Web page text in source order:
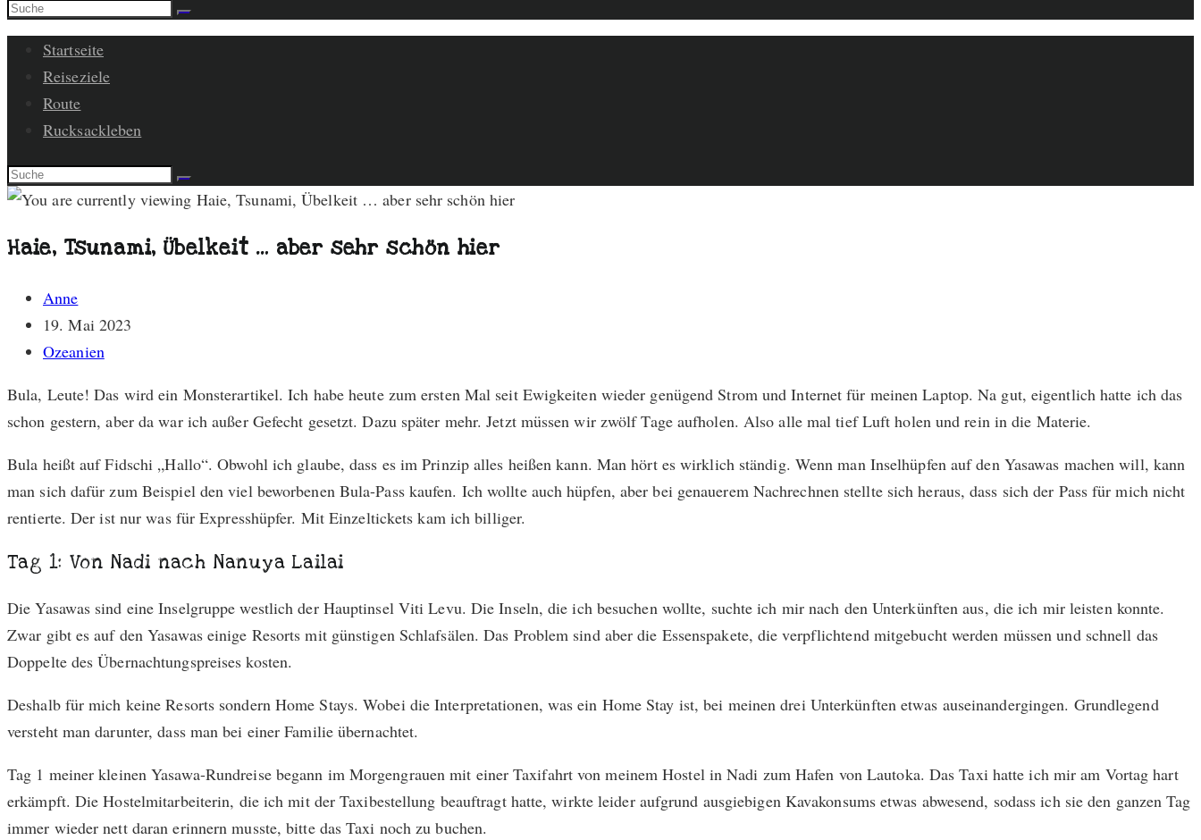
Startseite
Reiseziele
Route
Rucksackleben
Haie, Tsunami, Übelkeit … aber sehr schön hier
Beitrags-
Autor:
Anne
Beitrag
veröffentlicht:
19. Mai 2023
Beitrags-
Ozeanien
Bula, Leute! Das wird ein Monsterartikel. Ich habe heute zum ersten Mal seit Ewigkeiten wieder genügend Strom und Internet für meinen Laptop. Na gut, eigentlich hatte ich das
schon gestern, aber da war ich außer Gefecht gesetzt. Dazu später mehr. Jetzt müssen wir zwölf Tage aufholen. Also alle mal tief Luft holen und rein in die Materie.
Bula heißt auf Fidschi „Hallo“. Obwohl ich glaube, dass es im Prinzip alles heißen kann. Man hört es wirklich ständig. Wenn man Inselhüpfen auf den Yasawas machen will, kann
man sich dafür zum Beispiel den viel beworbenen Bula-Pass kaufen. Ich wollte auch hüpfen, aber bei genauerem Nachrechnen stellte sich heraus, dass sich der Pass für mich nicht
rentierte. Der ist nur was für Expresshüpfer. Mit Einzeltickets kam ich billiger.
Tag 1: Von Nadi nach Nanuya Lailai
Die Yasawas sind eine Inselgruppe westlich der Hauptinsel Viti Levu. Die Inseln, die ich besuchen wollte, suchte ich mir nach den Unterkünften aus, die ich mir leisten konnte.
Zwar gibt es auf den Yasawas einige Resorts mit günstigen Schlafsälen. Das Problem sind aber die Essenspakete, die verpflichtend mitgebucht werden müssen und schnell das
Doppelte des Übernachtungspreises kosten.
Deshalb für mich keine Resorts sondern Home Stays. Wobei die Interpretationen, was ein Home Stay ist, bei meinen drei Unterkünften etwas auseinandergingen. Grundlegend
versteht man darunter, dass man bei einer Familie übernachtet.
Tag 1 meiner kleinen Yasawa-Rundreise begann im Morgengrauen mit einer Taxifahrt von meinem Hostel in Nadi zum Hafen von Lautoka. Das Taxi hatte ich mir am Vortag hart
erkämpft. Die Hostelmitarbeiterin, die ich mit der Taxibestellung beauftragt hatte, wirkte leider aufgrund ausgiebigen Kavakonsums etwas abwesend, sodass ich sie den ganzen Tag
immer wieder nett daran erinnern musste, bitte das Taxi noch zu buchen.